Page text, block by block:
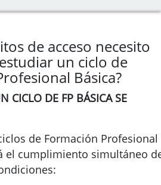
de acceso necesito
un ciclo de
Básica?
CICLO DE FP BÁSICA SE
de Formación Profesional
el cumplimiento simultáneo